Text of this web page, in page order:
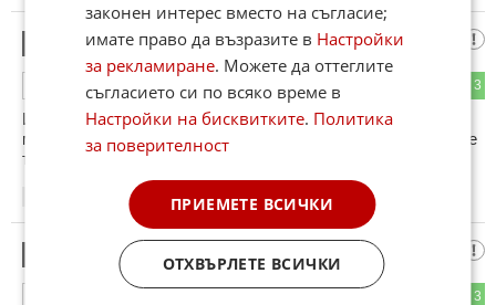
Гуня
3
И повечето от тия танкери за втечнен газ се птлнят в
мурманск,а след това преминават в американски ръце и се
търгуват демократично
07.07.2026
3
законен интерес вместо на съгласие;
имате право да възразите в Настройки
за рекламиране. Можете да оттеглите
съгласието си по всяко време в
Настройки на бисквитките. Политика
за поверителност
ПРИЕМЕТЕ ВСИЧКИ
ОТХВЪРЛЕТЕ ВСИЧКИ